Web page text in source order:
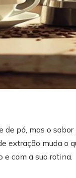
de pó, mas o
extração muda o
e com a sua rotina.